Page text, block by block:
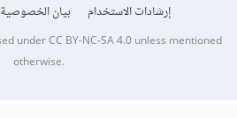
إرشادات الاستخدام
بيان الخصوصية
underCC BY-NC-SA 4.0unless mentioned
otherwise.